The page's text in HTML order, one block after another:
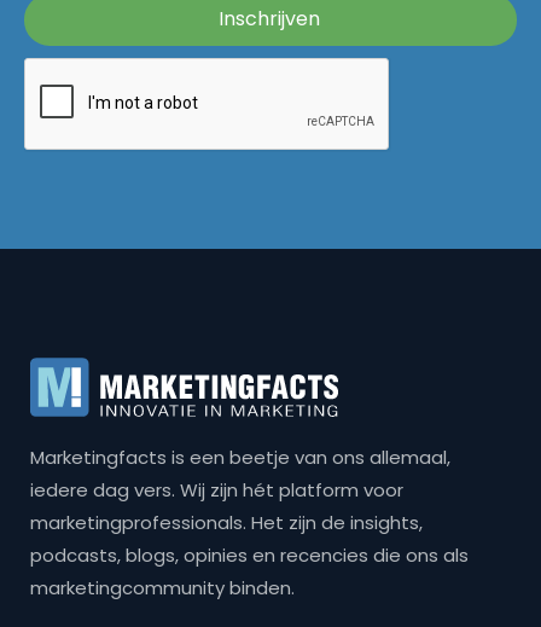
Marketingfacts is een beetje van ons allemaal,
iedere dag vers. Wij zijn hét platform voor
marketingprofessionals. Het zijn de insights,
podcasts, blogs, opinies en recencies die ons als
marketingcommunity binden.